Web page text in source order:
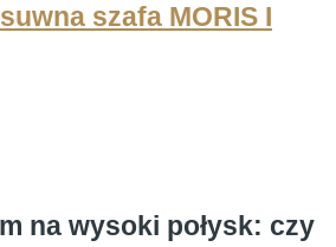
szafa MORIS I
na wysoki połysk: czy